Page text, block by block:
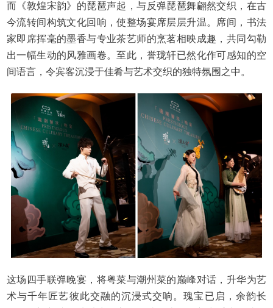
而《敦煌宋韵》的琵琶声起，与反弹琵琶舞翩然交织，在古
今流转间构筑文化回响，使整场宴席层层升温。席间，书法
家即席挥毫的墨香与专业茶艺师的烹茗相映成趣，共同勾勒
出一幅生动的风雅画卷。至此，誉珑轩已然化作可感知的空
间语言，令宾客沉浸于佳肴与艺术交织的独特氛围之中。
这场四手联弹晚宴，将粤菜与潮州菜的巅峰对话，升华为艺
术与千年匠艺彼此交融的沉浸式交响。瑰宝已启，余韵长